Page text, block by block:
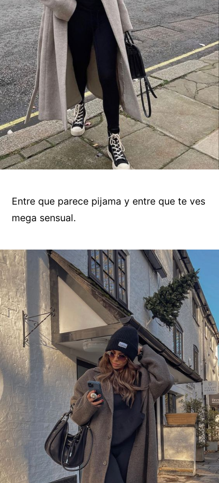
Entre que parece pijama y entre que te ves
mega sensual.